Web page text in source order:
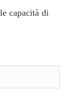
capacità di